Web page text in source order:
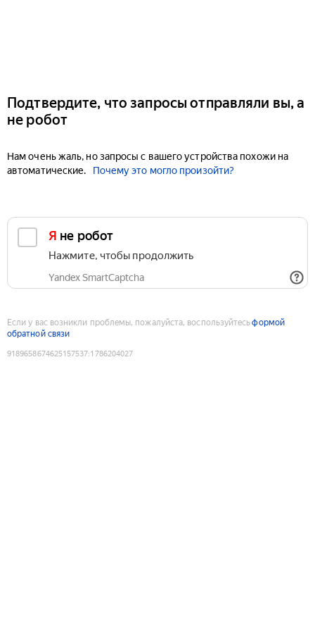
Подтвердите, что запросы отправляли вы, а
не робот
Нам очень жаль, но запросы с вашего устройства похожи на
автоматические.
Почему это могло произойти?
Я не робот
Нажмите, чтобы продолжить
Yandex SmartCaptcha
Если у вас возникли проблемы, пожалуйста, воспользуйтесьформой
обратной связи
9189658674625157537:1786204027